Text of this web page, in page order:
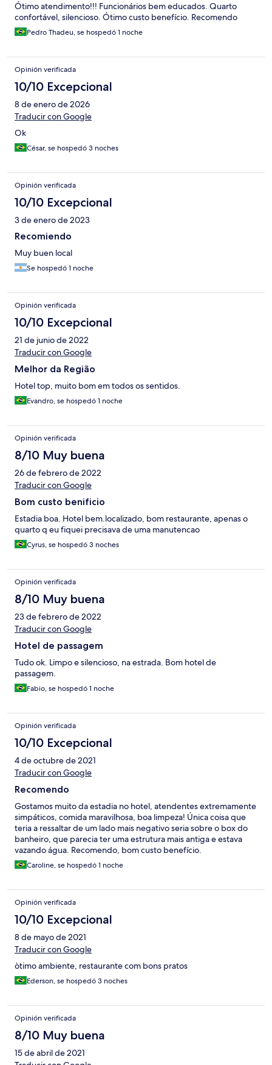
Ótimo atendimento!!! Funcionários bem educados. Quarto
confortável, silencioso. Ótimo custo benefício. Recomendo
Pedro Thadeu, se hospedó 1 noche
Opinión verificada
10/10 Excepcional
8 de enero de 2026
Traducir con Google
Ok
César, se hospedó 3 noches
Opinión verificada
10/10 Excepcional
3 de enero de 2023
Recomiendo
Muy buen local
Se hospedó 1 noche
Opinión verificada
10/10 Excepcional
21 de junio de 2022
Traducir con Google
Melhor da Região
Hotel top, muito bom em todos os sentidos.
Evandro, se hospedó 1 noche
Opinión verificada
8/10 Muy buena
26 de febrero de 2022
Traducir con Google
Bom custo benificio
Estadia boa. Hotel bem.localizado, bom restaurante, apenas o
quarto q eu fiquei precisava de uma manutencao
Cyrus, se hospedó 3 noches
Opinión verificada
8/10 Muy buena
23 de febrero de 2022
Traducir con Google
Hotel de passagem
Tudo ok. Limpo e silencioso, na estrada. Bom hotel de
passagem.
Fabio, se hospedó 1 noche
Opinión verificada
10/10 Excepcional
4 de octubre de 2021
Traducir con Google
Recomendo
Gostamos muito da estadia no hotel, atendentes extremamente
simpáticos, comida maravilhosa, boa limpeza! Única coisa que
teria a ressaltar de um lado mais negativo seria sobre o box do
banheiro, que parecia ter uma estrutura mais antiga e estava
vazando água. Recomendo, bom custo benefício.
Caroline, se hospedó 1 noche
Opinión verificada
10/10 Excepcional
8 de mayo de 2021
Traducir con Google
òtimo ambiente, restaurante com bons pratos
Ederson, se hospedó 3 noches
Opinión verificada
8/10 Muy buena
15 de abril de 2021